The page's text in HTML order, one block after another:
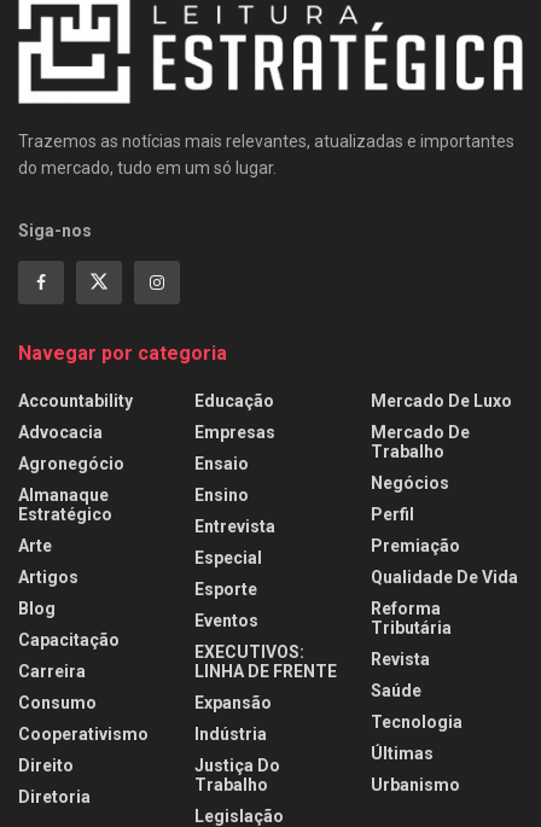
Trazemos as notícias mais relevantes, atualizadas e importantes
do mercado, tudo em um só lugar.
Siga-nos
Navegar por categoria
Accountability
Advocacia
Agronegócio
Almanaque
Estratégico
Arte
Artigos
Blog
Capacitação
Carreira
Consumo
Cooperativismo
Direito
Diretoria
Educação
Empresas
Ensaio
Ensino
Entrevista
Especial
Esporte
Eventos
EXECUTIVOS:
LINHA DE FRENTE
Expansão
Indústria
Justiça Do
Trabalho
Legislação
Mercado De Luxo
Mercado De
Trabalho
Negócios
Perfil
Premiação
Qualidade De Vida
Reforma
Tributária
Revista
Saúde
Tecnologia
Últimas
Urbanismo